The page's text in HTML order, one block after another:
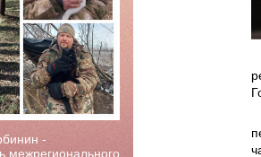
-
межрегионального